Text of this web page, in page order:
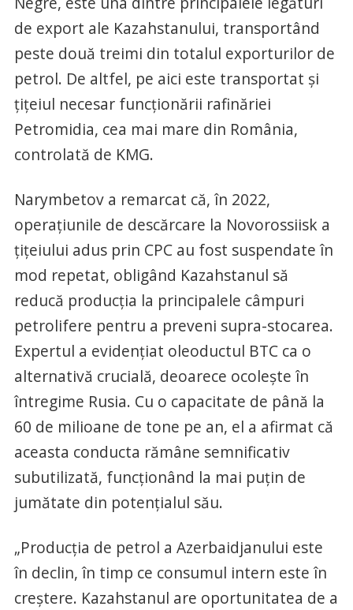
de export ale Kazahstanului, transportând
peste două treimi din totalul exporturilor de
petrol. De altfel, pe aici este transportat și
țițeiul necesar funcționării rafinăriei
Petromidia, cea mai mare din România,
controlată de KMG.
Narymbetov a remarcat că, în 2022,
operațiunile de descărcare la Novorossiisk a
țițeiului adus prin CPC au fost suspendate în
mod repetat, obligând Kazahstanul să
reducă producția la principalele câmpuri
petrolifere pentru a preveni supra-stocarea.
Expertul a evidențiat oleoductul BTC ca o
alternativă crucială, deoarece ocolește în
întregime Rusia. Cu o capacitate de până la
60 de milioane de tone pe an, el a afirmat că
aceasta conducta rămâne semnificativ
subutilizată, funcționând la mai puțin de
jumătate din potențialul său.
„Producția de petrol a Azerbaidjanului este
în declin, în timp ce consumul intern este în
creștere. Kazahstanul are oportunitatea de a